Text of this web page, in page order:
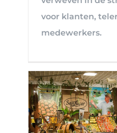
voor klanten,
medewerkers.